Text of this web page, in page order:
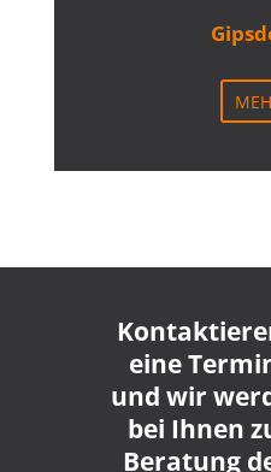
eine
und wir
bei Ihnen
Beratung